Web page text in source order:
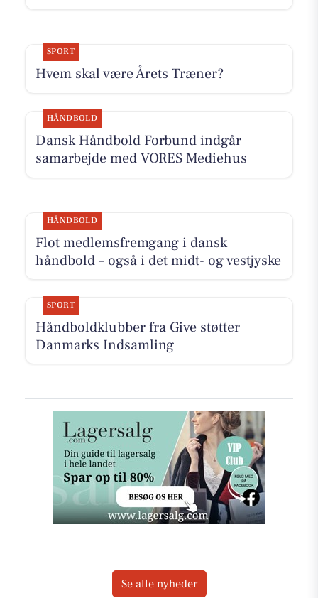
SPORT
Hvem skal være Årets Træner?
HÅNDBOLD
Dansk Håndbold Forbund indgår
samarbejde med VORES Mediehus
HÅNDBOLD
Flot medlemsfremgang i dansk
håndbold – også i det midt- og vestjyske
SPORT
Håndboldklubber fra Give støtter
Danmarks Indsamling
Se alle nyheder